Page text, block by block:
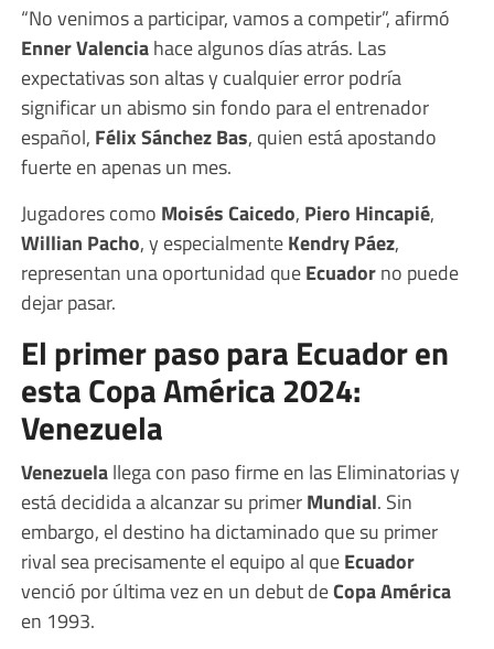
“No venimos a participar, vamos a competir”, afirmó
Enner Valenciahace algunos días atrás. Las
expectativas son altas y cualquier error podría
significar un abismo sin fondo para el entrenador
español, Félix Sánchez Bas, quien está apostando
fuerte en apenas un mes.
Jugadores como Moisés Caicedo, Piero Hincapié,
Willian Pacho, y especialmenteKendry Páez,
representan una oportunidad queEcuadorno puede
dejar pasar.
El primer paso para Ecuador en
esta Copa América 2024:
Venezuela
Venezuelallega con paso firme en las Eliminatorias y
está decidida a alcanzar su primerMundial. Sin
embargo, el destino ha dictaminado que su primer
rival sea precisamente el equipo al queEcuador
venció por última vez en un debut deCopa América
en 1993.